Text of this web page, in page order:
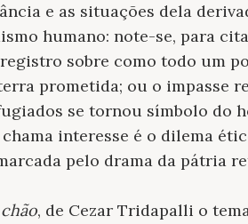
e as situações dela
humano: note-se, para
sobre como todo um
prometida; ou o impasse
se tornou símbolo do
interesse é o dilema
pelo drama da pátria
, de Cezar Tridapalli o